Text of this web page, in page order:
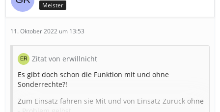
Meister
11. Oktober 2022 um 13:53
Zitat von erwillnicht
Es gibt doch schon die Funktion mit und ohne
Sonderrechte?!
Zum Einsatz fahren sie Mit und von Einsatz Zurück ohne